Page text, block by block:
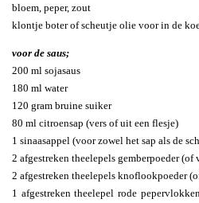
bloem, peper, zout
klontje boter of scheutje olie voor in de
voor de saus;
200 ml sojasaus
180 ml water
120 gram bruine suiker
80 ml citroensap (vers of uit een flesje)
1 sinaasappel (voor zowel het sap als de
2 afgestreken theelepels gemberpoeder (of
2 afgestreken theelepels knoflookpoeder
1 afgestreken theelepel rode